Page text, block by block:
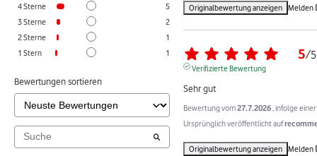
4Sterne
5
3Sterne
2
2Sterne
1
1 Stern 1
Bewertungen sortieren
Originalbewertung anzeigen Melden
5/5
Verifizierte Bewertung
Sehr gut
Bewertung vom27.7.2026 , infolge
Ursprünglich veröffentlicht auf
Originalbewertung anzeigen Melden